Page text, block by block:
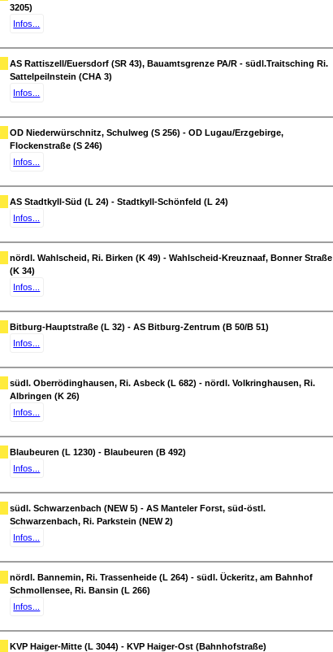
3205)
Infos...
AS Rattiszell/Euersdorf (SR 43), Bauamtsgrenze PA/R - südl.Traitsching Ri.
Sattelpeilnstein (CHA 3)
Infos...
OD Niederwürschnitz, Schulweg (S 256) - OD Lugau/Erzgebirge,
Flockenstraße (S 246)
Infos...
AS Stadtkyll-Süd (L 24) - Stadtkyll-Schönfeld (L 24)
Infos...
nördl. Wahlscheid, Ri. Birken (K 49) - Wahlscheid-Kreuznaaf, Bonner Straße
(K 34)
Infos...
Bitburg-Hauptstraße (L 32) - AS Bitburg-Zentrum (B 50/B 51)
Infos...
südl. Oberrödinghausen, Ri. Asbeck (L 682) - nördl. Volkringhausen, Ri.
Albringen (K 26)
Infos...
Blaubeuren (L 1230) - Blaubeuren (B 492)
Infos...
südl. Schwarzenbach (NEW 5) - AS Manteler Forst, süd-östl.
Schwarzenbach, Ri. Parkstein (NEW 2)
Infos...
nördl. Bannemin, Ri. Trassenheide (L 264) - südl. Ückeritz, am Bahnhof
Schmollensee, Ri. Bansin (L 266)
Infos...
KVP Haiger-Mitte (L 3044) - KVP Haiger-Ost (Bahnhofstraße)